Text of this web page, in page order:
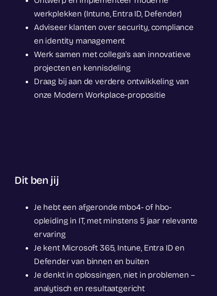
werkplekken (Intune, Entra ID, Defender)
Adviseer klanten over security, compliance
en identity management
Werk samen met collega’s aan innovatieve
projecten en kennisdeling
Draag bij aan de verdere ontwikkeling van
onze Modern Workplace-propositie
Dit ben jij
Je hebt een afgeronde mbo4- of hbo-
opleiding in IT, met minstens 5 jaar relevante
ervaring
Je kent Microsoft 365, Intune, Entra ID en
Defender van binnen en buiten
Je denkt in oplossingen, niet in problemen –
analytisch en resultaatgericht